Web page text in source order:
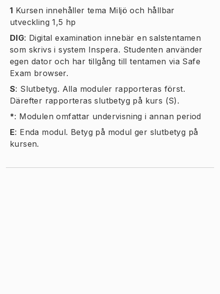
1 Kursen innehåller tema Miljö och hållbar
utveckling 1,5 hp
DIG: Digital examination innebär en salstentamen
som skrivs i system Inspera. Studenten använder
egen dator och har tillgång till tentamen via Safe
Exam browser.
S: Slutbetyg. Alla moduler rapporteras först.
Därefter rapporteras slutbetyg på kurs (S).
*: Modulen omfattar undervisning i annan period
E: Enda modul. Betyg på modul ger slutbetyg på
kursen.